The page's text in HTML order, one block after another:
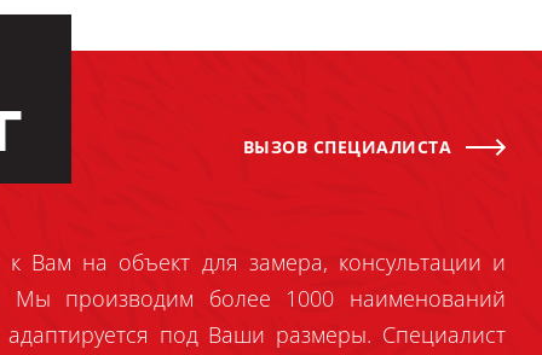
ВЫЗОВ СПЕЦИАЛИСТА
Вам на объект для замера, консультации и
Мы производим более 1000 наименований
под Ваши размеры. Специалист